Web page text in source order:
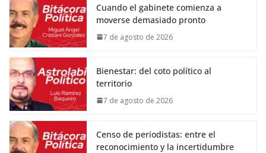
Cuando el gabinete comienza a
moverse demasiado pronto
7 de agosto de 2026
Bienestar: del coto político al
territorio
7 de agosto de 2026
Censo de periodistas: entre el
reconocimiento y la incertidumbre